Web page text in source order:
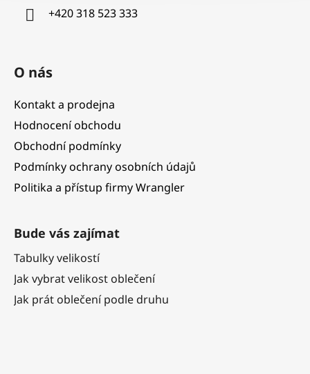
+420 318 523 333
O nás
Kontakt a prodejna
Hodnocení obchodu
Obchodní podmínky
Podmínky ochrany osobních údajů
Politika a přístup firmy Wrangler
Bude vás zajímat
Tabulky velikostí
Jak vybrat velikost oblečení
Jak prát oblečení podle druhu